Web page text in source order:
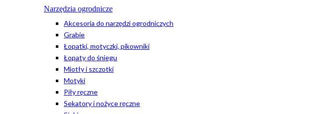
Narzędzia ogrodnicze
Akcesoria do narzędzi ogrodniczych
Grabie
Łopatki, motyczki, pikowniki
Łopaty do śniegu
Miotły i szczotki
Motyki
Piły ręczne
Sekatory i nożyce ręczne